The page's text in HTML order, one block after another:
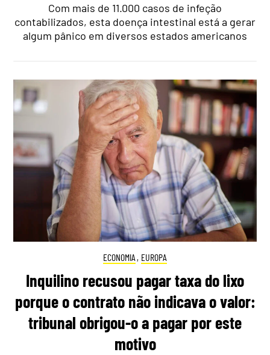
Com mais de 11.000 casos de infeção
contabilizados, esta doença intestinal está a gerar
algum pânico em diversos estados americanos
ECONOMIA , EUROPA
Inquilino recusou pagar taxa do lixo
porque o contrato não indicava o valor:
tribunal obrigou-o a pagar por este
motivo